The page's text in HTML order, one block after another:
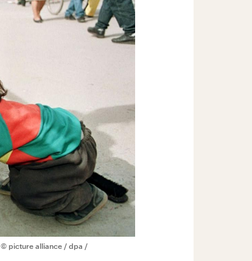
© picture alliance / dpa /